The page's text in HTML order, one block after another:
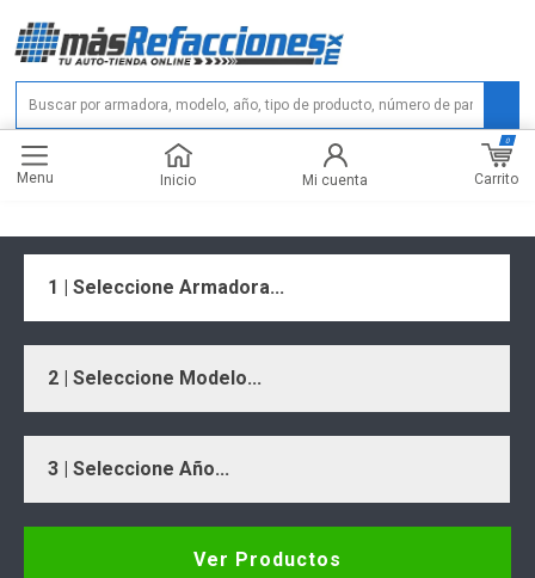
Menu Inicio Mi cuenta Carrito
0
1 | Seleccione Armadora...
2 | Seleccione Modelo...
3 | Seleccione Año...
Ver Productos